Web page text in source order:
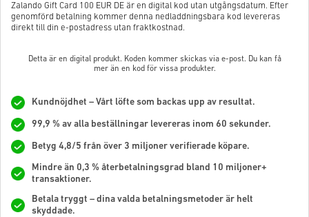
Zalando Gift Card 100 EUR DE är en digital kod utan utgångsdatum. Efter
genomförd betalning kommer denna nedladdningsbara kod levereras
direkt till din e-postadress utan fraktkostnad.
Detta är en digital produkt. Koden kommer skickas via e-post. Du kan få
mer än en kod för vissa produkter.
Kundnöjdhet – Vårt löfte som backas upp av resultat.
99,9 % av alla beställningar levereras inom 60 sekunder.
Betyg 4,8/5 från över 3 miljoner verifierade köpare.
Mindre än 0,3 % återbetalningsgrad bland 10 miljoner+
transaktioner.
Betala tryggt – dina valda betalningsmetoder är helt
skyddade.